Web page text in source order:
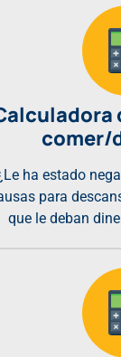
comer/
ha estado
para
que le deban